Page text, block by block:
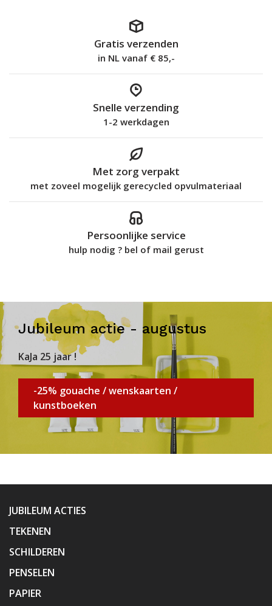
Gratis verzenden
in NL vanaf € 85,-
Snelle verzending
1-2 werkdagen
Met zorg verpakt
met zoveel mogelijk gerecycled opvulmateriaal
Persoonlijke service
hulp nodig ? bel of mail gerust
Jubileum actie - augustus
KaJa 25 jaar !
-25% gouache / wenskaarten /
kunstboeken
JUBILEUM ACTIES
TEKENEN
SCHILDEREN
PENSELEN
PAPIER